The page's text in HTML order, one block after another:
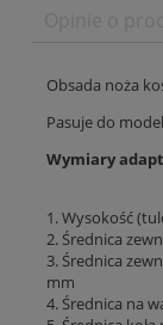
Obsada noża
Pasuje do
Wymiary
1. Wysokość
2. Średnica
3. Średnica
mm
4. Średnica na